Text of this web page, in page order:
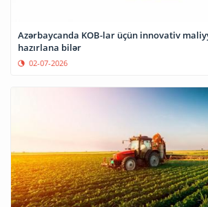
Azərbaycanda KOB-lar üçün innovativ
hazırlana bilər
02-07-2026